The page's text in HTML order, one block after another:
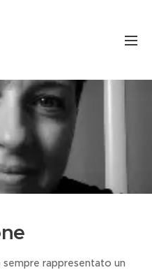
rappresentato un